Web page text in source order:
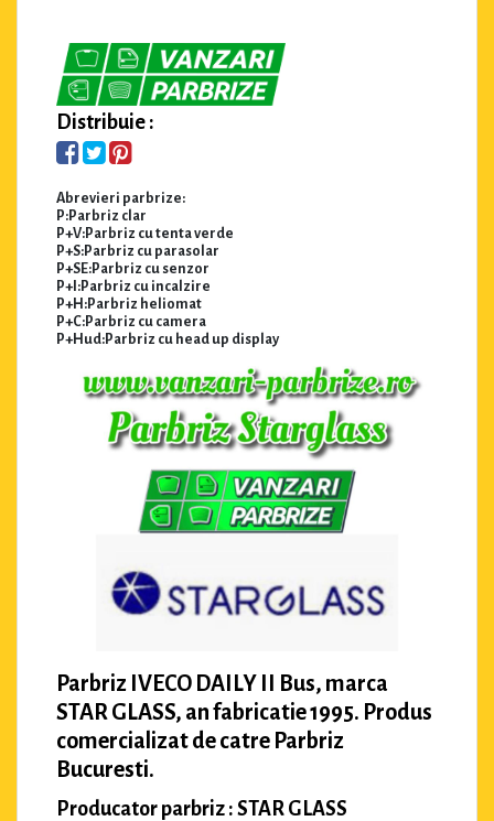
Distribuie :
Abrevieri parbrize:
P:Parbriz clar
P+V:Parbriz cu tenta verde
P+S:Parbriz cu parasolar
P+SE:Parbriz cu senzor
P+I:Parbriz cu incalzire
P+H:Parbriz heliomat
P+C:Parbriz cu camera
P+Hud:Parbriz cu head up display
Parbriz IVECO DAILY II Bus, marca
STAR GLASS, an fabricatie 1995. Produs
comercializat de catre Parbriz
Bucuresti.
Producator parbriz : STAR GLASS